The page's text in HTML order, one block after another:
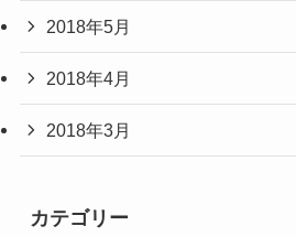
2018年5月
2018年4月
2018年3月
カテゴリー